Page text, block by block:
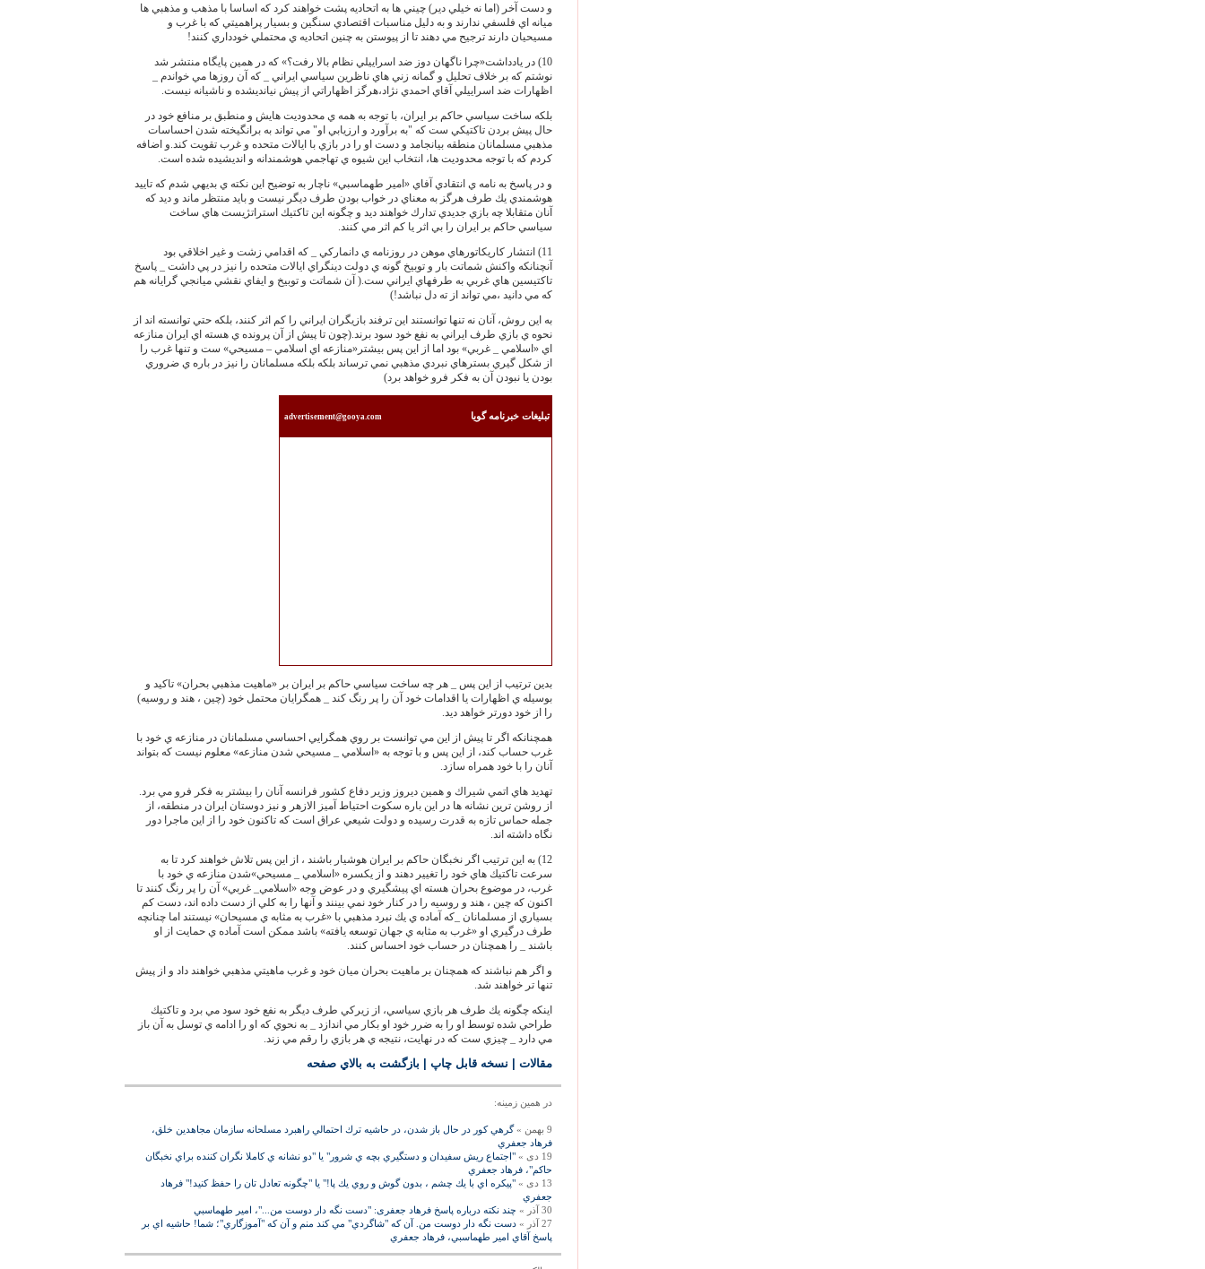
و دست آخر (اما نه خيلي دير) چيني ها به اتحاديه پشت خواهند كرد كه اساسا با مذهب و مذهبي ها
ميانه اي فلسفي ندارند و به دليل مناسبات اقتصادي سنگين و بسيار پراهميتي كه با غرب و
مسيحيان دارند ترجيح مي دهند تا از پيوستن به چنين اتحاديه ي محتملي خودداري كنند!
10) در يادداشت«چرا ناگهان دوز ضد اسراييلي نظام بالا رفت؟» كه در همين پايگاه منتشر شد
نوشتم كه بر خلاف تحليل و گمانه زني هاي ناظرين سياسي ايراني _ كه آن روزها مي خواندم _
اظهارات ضد اسراييلي آقاي احمدي نژاد،هرگز اظهاراتي از پيش نيانديشده و ناشيانه نيست.
بلكه ساخت سياسي حاكم بر ايران، با توجه به همه ي محدوديت هايش و منطبق بر منافع خود در
حال پيش بردن تاكتيكي ست كه "به برآورد و ارزيابي او" مي تواند به برانگيخته شدن احساسات
مذهبي مسلمانان منطقه بيانجامد و دست او را در بازي با ايالات متحده و غرب تقويت كند.و اضافه
كردم كه با توجه محدوديت ها، انتخاب اين شيوه ي تهاجمي هوشمندانه و انديشيده شده است.
و در پاسخ به نامه ي انتقادي آفاي «امير طهماسبي» ناچار به توضيح اين نكته ي بديهي شدم كه تاييد
هوشمندي يك طرف هرگز به معناي در خواب بودن طرف ديگر نيست و بايد منتظر ماند و ديد كه
آنان متقابلا چه بازي جديدي تدارك خواهند ديد و چگونه اين تاكتيك استراتژيست هاي ساخت
سياسي حاكم بر ايران را بي اثر يا كم اثر مي كنند.
11) انتشار كاريكاتورهاي موهن در روزنامه ي دانماركي _ كه اقدامي زشت و غير اخلاقي بود
آنچنانكه واكنش شماتت بار و توبيخ گونه ي دولت دينگراي ايالات متحده را نيز در پي داشت _ پاسخ
تاكتيسين هاي غربي به طرفهاي ايراني ست.( آن شماتت و توبيخ و ايفاي نقشي ميانجي گرايانه هم
كه مي دانيد ،مي تواند از ته دل نباشد!)
به اين روش، آنان نه تنها توانستند اين ترفند بازيگران ايراني را كم اثر كنند، بلكه حتي توانسته اند از
نحوه ي بازي طرف ايراني به نفع خود سود برند.(چون تا پيش از آن پرونده ي هسته اي ايران منازعه
اي «اسلامي _ غربي» بود اما از اين پس بيشتر«منازعه اي اسلامي – مسيحي» ست و تنها غرب را
از شكل گيري بسترهاي نبردي مذهبي نمي ترساند بلكه بلكه مسلمانان را نيز در باره ي ضروري
بودن يا نبودن آن به فكر فرو خواهد برد)
تبليغات خبرنامه گويا advertisement@gooya.com
بدين ترتيب از اين پس _ هر چه ساخت سياسي حاكم بر ايران بر «ماهيت مذهبي بحران» تاكيد و
بوسيله ي اظهارات يا اقدامات خود آن را پر رنگ كند _ همگرايان محتمل خود (چين ، هند و روسيه)
را از خود دورتر خواهد ديد.
همچنانكه اگر تا پيش از اين مي توانست بر روي همگرايي احساسي مسلمانان در منازعه ي خود با
غرب حساب كند، از اين پس و با توجه به «اسلامي _ مسيحي شدن منازعه» معلوم نيست كه بتواند
آنان را با خود همراه سازد.
تهديد هاي اتمي شيراك و همين ديروز وزير دفاع كشور فرانسه آنان را بيشتر به فكر فرو مي برد.
از روشن ترين نشانه ها در اين باره سكوت احتياط آميز الازهر و نيز دوستان ايران در منطقه، از
جمله حماس تازه به قدرت رسيده و دولت شيعي عراق است كه تاكنون خود را از اين ماجرا دور
نگاه داشته اند.
12) به اين ترتيب اگر نخبگان حاكم بر ايران هوشيار باشند ، از اين پس تلاش خواهند كرد تا به
سرعت تاكتيك هاي خود را تغيير دهند و از يكسره «اسلامي _ مسيحي»شدن منازعه ي خود با
غرب، در موضوع بحران هسته اي پيشگيري و در عوض وجه «اسلامي_ غربي» آن را پر رنگ كنند تا
اكنون كه چين ، هند و روسيه را در كنار خود نمي بينند و آنها را به كلي از دست داده اند، دست كم
بسياري از مسلمانان _كه آماده ي يك نبرد مذهبي با «غرب به مثابه ي مسيحان» نيستند اما چنانچه
طرف درگيري او «غرب به مثابه ي جهان توسعه يافته» باشد ممكن است آماده ي حمايت از او
باشند _ را همچنان در حساب خود احساس كنند.
و اگر هم نباشند كه همچنان بر ماهيت بحران ميان خود و غرب ماهيتي مذهبي خواهند داد و از پيش
تنها تر خواهند شد.
اينكه چگونه يك طرف هر بازي سياسي، از زيركي طرف ديگر به نفع خود سود مي برد و تاكتيك
طراحي شده توسط او را به ضرر خود او بكار مي اندازد _ به نحوي كه او را ادامه ي توسل به آن باز
مي دارد _ چيزي ست كه در نهايت، نتيجه ي هر بازي را رقم مي زند.
مقالات نسخه قابل چاپ بازگشت به بالاي صفحه
در همين زمينه:
9 بهمن »
گرهي كور در حال باز شدن، در حاشيه ترك احتمالي راهبرد مسلحانه سازمان مجاهدين خلق،
فرهاد جعفري
19 دی »
"اجتماع ريش سفيدان و دستگيري بچه ي شرور" يا "دو نشانه ي كاملا نگران كننده براي نخبگان
حاكم"، فرهاد جعفري
13 دی »
"پيكره اي با يك چشم ، بدون گوش و روي يك پا!" يا "چگونه تعادل تان را حفظ كنيد!" فرهاد
جعفري
30 آذر »
چند نکته درباره پاسخ فرهاد جعفری: "دست نگه دار دوست من..."، امير طهماسبي
27 آذر »
دست نگه دار دوست من. آن كه "شاگردي" مي كند منم و آن كه "آموزگاري"؛ شما! حاشيه اي بر
پاسخ آقاي امير طهماسبي، فرهاد جعفري